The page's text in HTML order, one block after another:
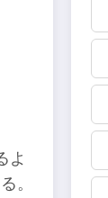
よ
。